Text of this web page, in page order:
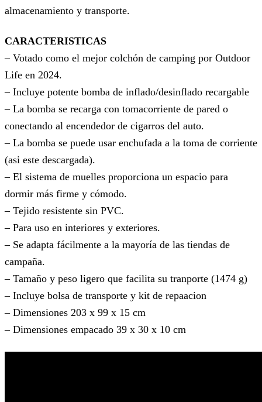
almacenamiento y transporte.
CARACTERISTICAS
– Votado como el mejor colchón de camping por Outdoor
Life en 2024.
– Incluye potente bomba de inflado/desinflado recargable
– La bomba se recarga con tomacorriente de pared o
conectando al encendedor de cigarros del auto.
– La bomba se puede usar enchufada a la toma de corriente
(asi este descargada).
– El sistema de muelles proporciona un espacio para
dormir más firme y cómodo.
– Tejido resistente sin PVC.
– Para uso en interiores y exteriores.
– Se adapta fácilmente a la mayoría de las tiendas de
campaña.
– Tamaño y peso ligero que facilita su tranporte (1474 g)
– Incluye bolsa de transporte y kit de repaacion
– Dimensiones 203 x 99 x 15 cm
– Dimensiones empacado 39 x 30 x 10 cm